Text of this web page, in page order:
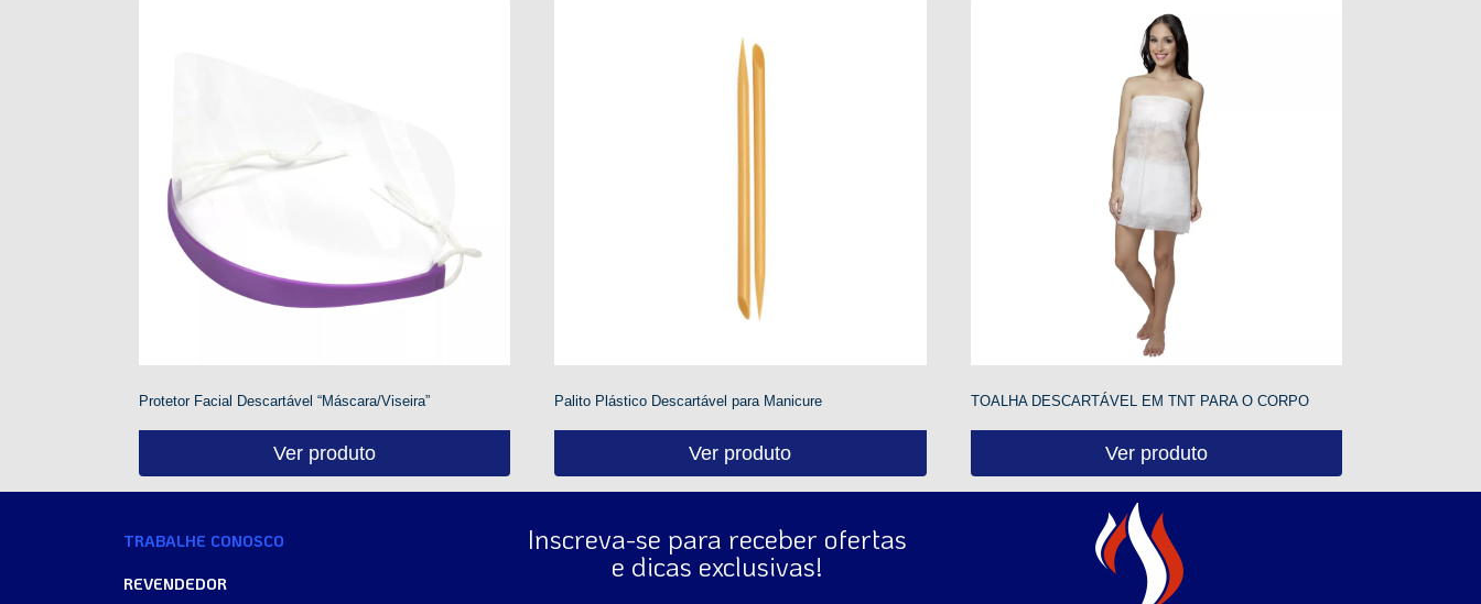
Protetor Facial Descartável “Máscara/Viseira”
Ver produto
Palito Plástico Descartável para Manicure
Ver produto
TOALHA DESCARTÁVEL EM TNT PARA O CORPO
Ver produto
TRABALHE CONOSCO
REVENDEDOR
Inscreva-se para receber ofertas
e dicas exclusivas!